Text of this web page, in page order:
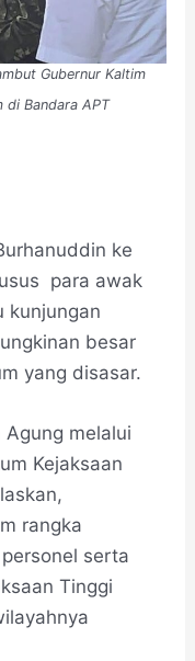
Gubernur Kaltim
di Bandara APT
ke
para awak
kunjungan
besar
yang disasar.
melalui
Kejaksaan
rangka
serta
Tinggi